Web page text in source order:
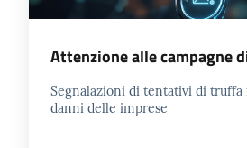
Attenzione alle campagne
Segnalazioni di tentativi di
danni delle imprese